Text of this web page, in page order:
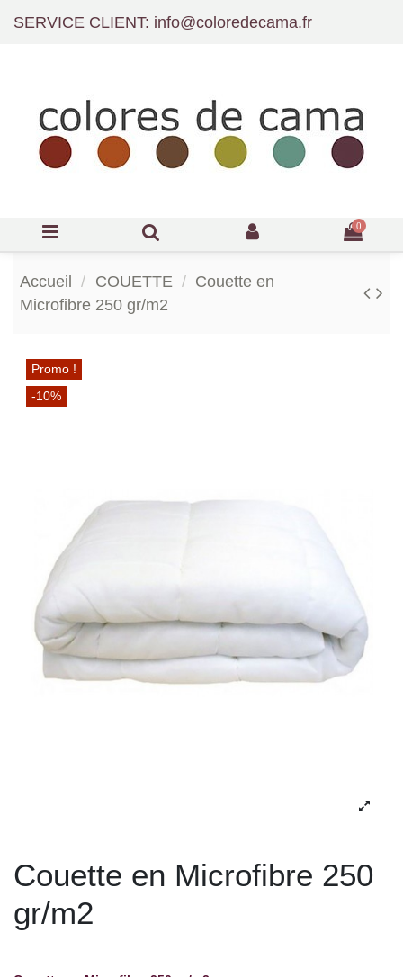
SERVICE CLIENT: info@coloredecama.fr
0
Accueil COUETTE
Couette en
Microfibre 250 gr/m2
Promo !
-10%
Couette en Microfibre 250
gr/m2